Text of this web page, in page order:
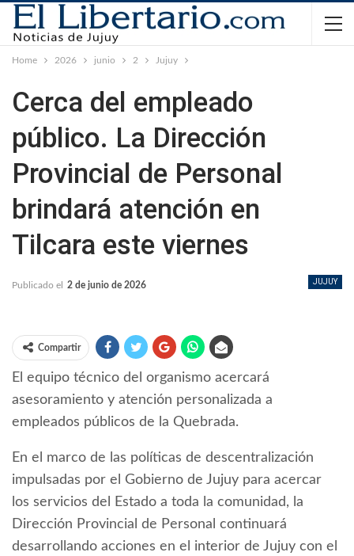
Home 2026 junio 2 Jujuy
Cerca del empleado
público. La Dirección
Provincial de Personal
brindará atención en
Tilcara este viernes
JUJUY
Publicado el 2 de junio de 2026
Compartir
El equipo técnico del organismo acercará
asesoramiento y atención personalizada a
empleados públicos de la Quebrada.
En el marco de las políticas de descentralización
impulsadas por el Gobierno de Jujuy para acercar
los servicios del Estado a toda la comunidad, la
Dirección Provincial de Personal continuará
desarrollando acciones en el interior de Jujuy con el